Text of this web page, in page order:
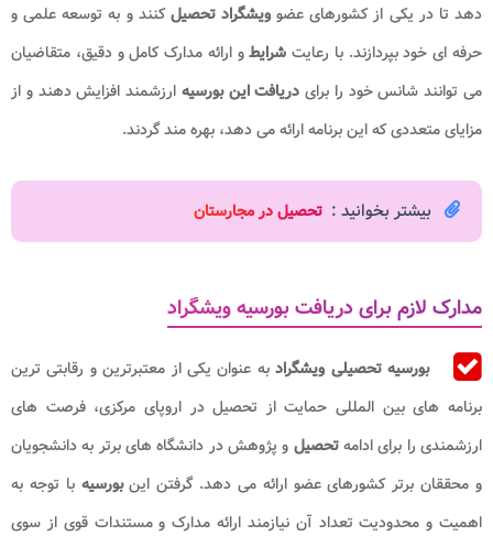
‌دهد تا در یکی از کشورهای عضو ویشگراد تحصیلکنند و به توسعه علمی و
حرفه ‌ای خود بپردازند. با رعایت شرایطو ارائه مدارک کامل و دقیق، متقاضیان
می‌ توانند شانس خود را برای دریافت این بورسیه ارزشمند افزایش دهند و از
مزایای متعددی که این برنامه ارائه می‌ دهد، بهره‌ مند گردند.
بیشتر بخوانید : تحصیل در مجارستان
مدارک لازم برای دریافت بورسیه ویشگراد
بورسیه تحصیلی ویشگرادبه عنوان یکی از معتبرترین و رقابتی‌ ترین
برنامه‌ های بین‌ المللی حمایت از تحصیل در اروپای مرکزی، فرصت ‌های
ارزشمندی را برای ادامهتحصیل و پژوهش در دانشگاه ‌های برتر به دانشجویان
و محققان برتر کشورهای عضو ارائه می ‌دهد. گرفتن اینبورسیه با توجه به
اهمیت و محدودیت تعداد آن نیازمند ارائه مدارک و مستندات قوی از سوی